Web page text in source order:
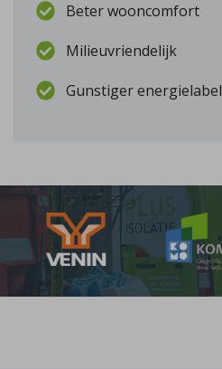
Beter wooncomfort
Milieuvriendelijk
Gunstiger energielabel